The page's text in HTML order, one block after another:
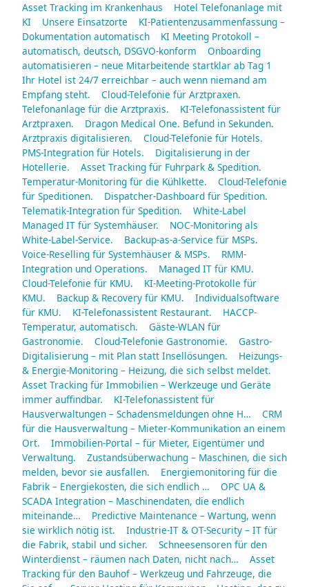
Asset Tracking im Krankenhaus
Hotel Telefonanlage mit
KI
Unsere Einsatzorte
KI-Patientenzusammenfassung –
Dokumentation automatisch
KI Meeting Protokoll –
automatisch, deutsch, DSGVO-konform
Onboarding
automatisieren – neue Mitarbeitende startklar ab Tag 1
Ihr Hotel ist 24/7 erreichbar – auch wenn niemand am
Empfang steht.
Cloud-Telefonie für Arztpraxen.
Telefonanlage für die Arztpraxis.
KI-Telefonassistent für
Arztpraxen.
Dragon Medical One. Befund in Sekunden.
Arztpraxis digitalisieren.
Cloud-Telefonie für Hotels.
PMS-Integration für Hotels.
Digitalisierung in der
Hotellerie.
Asset Tracking für Fuhrpark & Spedition.
Temperatur-Monitoring für die Kühlkette.
Cloud-Telefonie
für Speditionen.
Dispatcher-Dashboard für Spedition.
Telematik-Integration für Spedition.
White-Label
Managed IT für Systemhäuser.
NOC-Monitoring als
White-Label-Service.
Backup-as-a-Service für MSPs.
Voice-Reselling für Systemhäuser & MSPs.
RMM-
Integration und Operations.
Managed IT für KMU.
Cloud-Telefonie für KMU.
KI-Meeting-Protokolle für
KMU.
Backup & Recovery für KMU.
Individualsoftware
für KMU.
KI-Telefonassistent Restaurant.
HACCP-
Temperatur, automatisch.
Gäste-WLAN für
Gastronomie.
Cloud-Telefonie Gastronomie.
Gastro-
Digitalisierung – mit Plan statt Insellösungen.
Heizungs-
& Energie-Monitoring – Heizung, die sich selbst meldet.
Asset Tracking für Immobilien – Werkzeuge und Geräte
immer auffindbar.
KI-Telefonassistent für
Hausverwaltungen – Schadensmeldungen ohne H…
CRM
für die Hausverwaltung – Mieter-Kommunikation an einem
Ort.
Immobilien-Portal – für Mieter, Eigentümer und
Verwaltung.
Zustandsüberwachung – Maschinen, die sich
melden, bevor sie ausfallen.
Energiemonitoring für die
Fabrik – Energiekosten, die sich endlich …
OPC UA &
SCADA Integration – Maschinendaten, die endlich
miteinande…
Predictive Maintenance – Wartung, wenn
sie wirklich nötig ist.
Industrie-IT & OT-Security – IT für
die Fabrik, stabil und sicher.
Schneesensoren für den
Winterdienst – räumen nach Daten, nicht nach…
Asset
Tracking für den Bauhof – Werkzeug und Fahrzeuge, die